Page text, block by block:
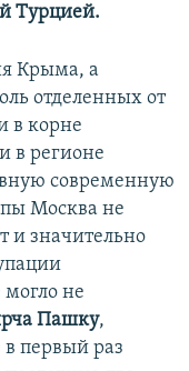
Турцией.
Крыма, а
отделенных от
в корне
в регионе
современную
Москва не
и значительно
могло не
Пашку,
первый раз